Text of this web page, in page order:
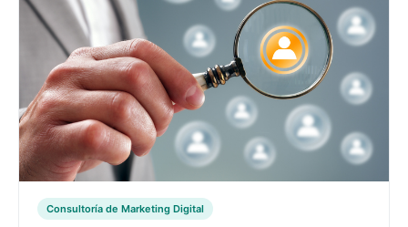
Consultoría de Marketing Digital